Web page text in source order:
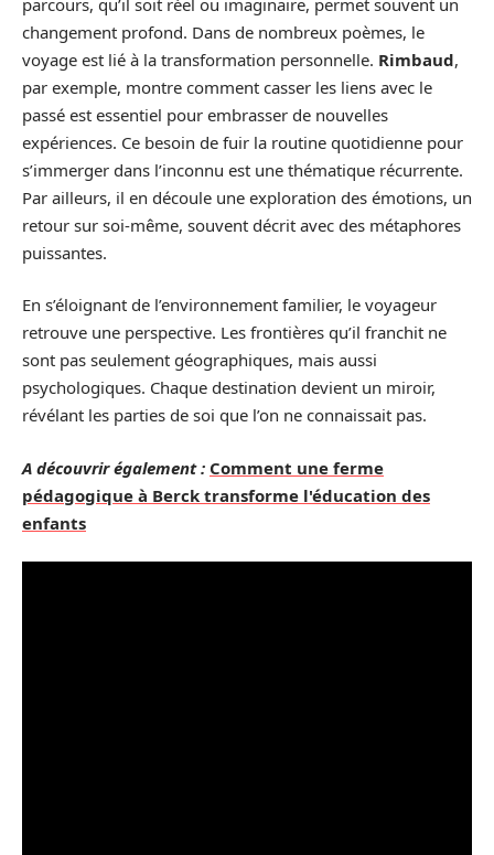
changement profond. Dans de nombreux poèmes, le
voyage est lié à la transformation personnelle. Rimbaud,
par exemple, montre comment casser les liens avec le
passé est essentiel pour embrasser de nouvelles
expériences. Ce besoin de fuir la routine quotidienne pour
s’immerger dans l’inconnu est une thématique récurrente.
Par ailleurs, il en découle une exploration des émotions, un
retour sur soi-même, souvent décrit avec des métaphores
puissantes.
En s’éloignant de l’environnement familier, le voyageur
retrouve une perspective. Les frontières qu’il franchit ne
sont pas seulement géographiques, mais aussi
psychologiques. Chaque destination devient un miroir,
révélant les parties de soi que l’on ne connaissait pas.
A découvrir également : Comment une ferme
pédagogique à Berck transforme l'éducation des
enfants